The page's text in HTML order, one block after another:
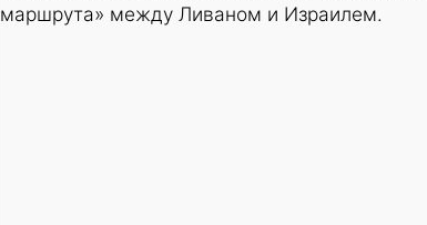
маршрута» между Ливаном и Израилем.